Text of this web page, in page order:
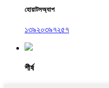
হোয়াটসঅ্যাপ
১৩৯২০৩৯৭২৫৭
শীর্ষ